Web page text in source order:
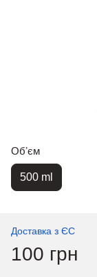
Обʼєм
500 ml
Доставка з ЄС
100 грн